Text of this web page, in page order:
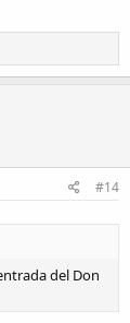
#14
del Don